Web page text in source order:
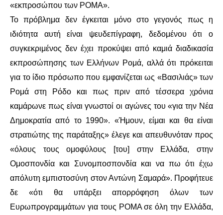
ΙΣΤΟΡΊΑ / ΘΕΩΡΊΑ
ΙΣΤΟΡΊΑ
ΘΕΩΡΊΑ
ΠΟΛΙΤΙΣΜΌΣ
ΛΟΓΟΤΕΧΝΊΑ / ΤΈΧΝΗ
ΜΟΥΣΙΚΉ
ΚΙΝΗΜΑΤΟΓΡΆΦΟΣ
«εκπροσώπου των ΡΟΜΑ».
Το πρόβλημα δεν έγκειται μόνο στο γεγονός πως η
ιδιότητα αυτή είναι ψευδεπίγραφη, δεδομένου ότι ο
συγκεκριμένος δεν έχει προκύψει από καμιά διαδικασία
εκπροσώπησης των Ελλήνων Ρομά, αλλά ότι πρόκειται
για το ίδιο πρόσωπο που εμφανίζεται ως «Βασιλιάς» των
Ρομά στη Ρόδο και πως πριν από τέσσερα χρόνια
καμάρωνε πως είναι γνωστοί οι αγώνες του «για την Νέα
Δημοκρατία από το 1990». «Ήμουν, είμαι και θα είναι
στρατιώτης της παράταξης» έλεγε και απευθυνόταν προς
«όλους τους ομοφύλους [του] στην Ελλάδα, στην
Ομοσπονδία και Συνομποσπονδία και να πω ότι έχω
απόλυτη εμπιστοσύνη στον Αντώνη Σαμαρά». Προφήτευε
δε «ότι θα υπάρξει απορρόφηση όλων των
Ευρωπρογραμμάτων για τους ΡΟΜΑ σε όλη την Ελλάδα,